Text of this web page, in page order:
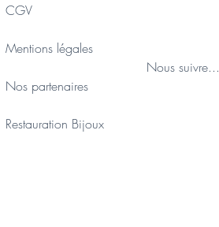
CGV
Mentions légales
Nos partenaires
Restauration Bijoux
Nous suivre...